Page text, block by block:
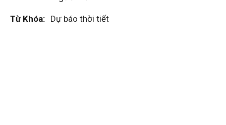
Từ Khóa: Dự báo thời tiết